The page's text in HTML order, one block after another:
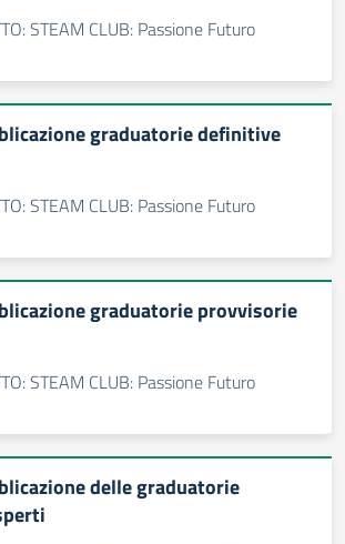
STEAM CLUB: Passione Futuro
graduatorie definitive
STEAM CLUB: Passione Futuro
graduatorie provvisorie
STEAM CLUB: Passione Futuro
delle graduatorie